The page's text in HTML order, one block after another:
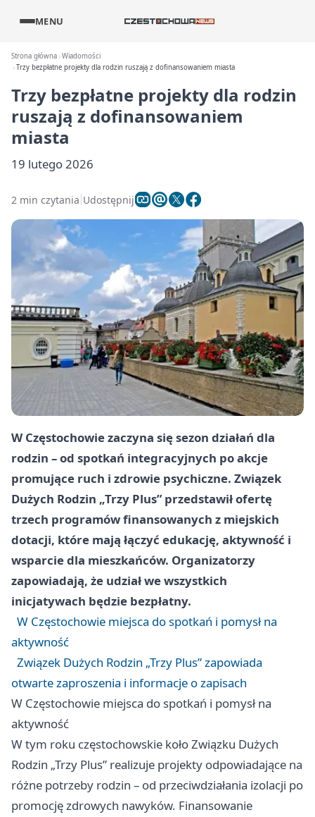
MENU
Strona główna Wiadomości
Trzy bezpłatne projekty dla rodzin ruszają z dofinansowaniem miasta
Trzy bezpłatne projekty dla rodzin
ruszają z dofinansowaniem
miasta
19 lutego 2026
2 min czytania Udostępnij
W Częstochowie zaczyna się sezon działań dla
rodzin – od spotkań integracyjnych po akcje
promujące ruch i zdrowie psychiczne. Związek
Dużych Rodzin „Trzy Plus” przedstawił ofertę
trzech programów finansowanych z miejskich
dotacji, które mają łączyć edukację, aktywność i
wsparcie dla mieszkańców. Organizatorzy
zapowiadają, że udział we wszystkich
inicjatywach będzie bezpłatny.
W Częstochowie miejsca do spotkań i pomysł na
aktywność
Związek Dużych Rodzin „Trzy Plus” zapowiada
otwarte zaproszenia i informacje o zapisach
W Częstochowie miejsca do spotkań i pomysł na
aktywność
W tym roku częstochowskie koło Związku Dużych
Rodzin „Trzy Plus” realizuje projekty odpowiadające na
różne potrzeby rodzin – od przeciwdziałania izolacji po
promocję zdrowych nawyków. Finansowanie